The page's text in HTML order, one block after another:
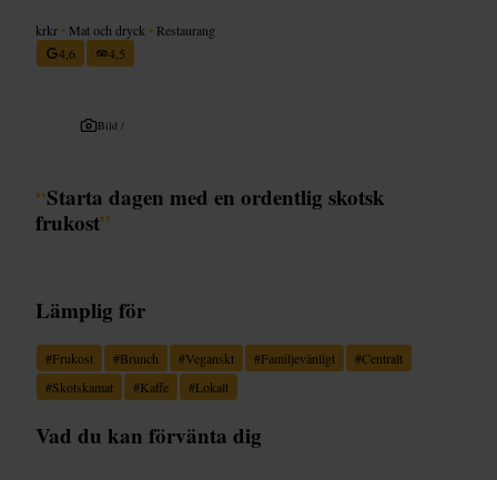
krkr • Mat och dryck • Restaurang
4,6
4,5
Bild /
“Starta dagen med en ordentlig skotsk
frukost”
Lämplig för
#Frukost #Brunch #Veganskt #Familjevänligt #Centralt
#Skotskamat #Kaffe #Lokalt
Vad du kan förvänta dig